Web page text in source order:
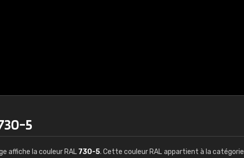
5
affiche la couleur RAL 730-5. Cette couleur RAL appartient à la catégorie